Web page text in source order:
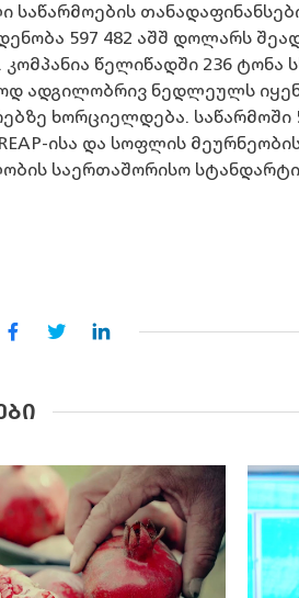
საწარმოების
597 482 აშშ დოლარს
წელიწადში 236 ტონა
ადგილობრივ ნედლეულს
ხორციელდება. საწარმოში
ისა და სოფლის
საერთაშორისო სტანდარტი